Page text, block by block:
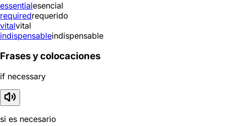
essentialesencial
requiredrequerido
vitalvital
indispensableindispensable
Frases y colocaciones
if necessary
si es necesario